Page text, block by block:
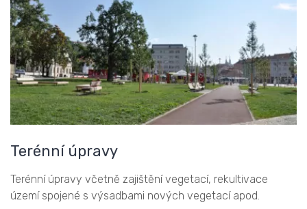
Terénní úpravy
Terénní úpravy včetně zajištění vegetací, rekultivace
území spojené s výsadbami nových vegetací apod.